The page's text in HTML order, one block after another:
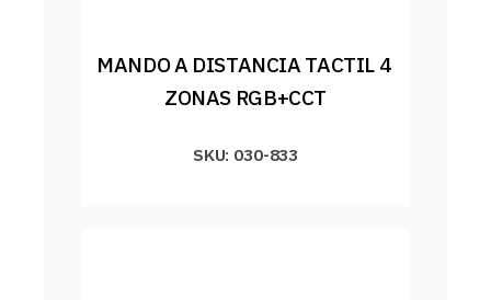
MANDO A DISTANCIA TACTIL 4
ZONAS RGB+CCT
SKU: 030-833